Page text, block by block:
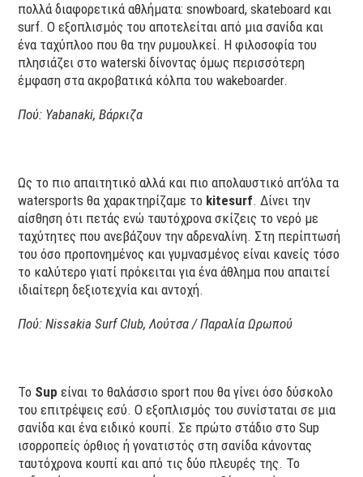
πολλά διαφορετικά αθλήματα: snowboard, skateboard και
surf. Ο εξοπλισμός του αποτελείται από μια σανίδα και
ένα ταχύπλοο που θα την ρυμουλκεί. Η φιλοσοφία του
πλησιάζει στο waterski δίνοντας όμως περισσότερη
έμφαση στα ακροβατικά κόλπα του wakeboarder.
Πού: Yabanaki, Βάρκιζα
Ως το πιο απαιτητικό αλλά και πιο απολαυστικό απ’όλα τα
watersports θα χαρακτηρίζαμε το kitesurf. Δίνει την
αίσθηση ότι πετάς ενώ ταυτόχρονα σκίζεις το νερό με
ταχύτητες που ανεβάζουν την αδρεναλίνη. Στη περίπτωσή
του όσο προπονημένος και γυμνασμένος είναι κανείς τόσο
το καλύτερο γιατί πρόκειται για ένα άθλημα που απαιτεί
ιδιαίτερη δεξιοτεχνία και αντοχή.
Πού: Nissakia Surf Club, Λούτσα / Παραλία Ωρωπού
Το Sup είναι το θαλάσσιο sport που θα γίνει όσο δύσκολο
του επιτρέψεις εσύ. O εξοπλισμός του συνίσταται σε μια
σανίδα και ένα ειδικό κουπί. Σε πρώτο στάδιο στο Sup
ισορροπείς όρθιος ή γονατιστός στη σανίδα κάνοντας
ταυτόχρονα κουπί και από τις δύο πλευρές της. Το